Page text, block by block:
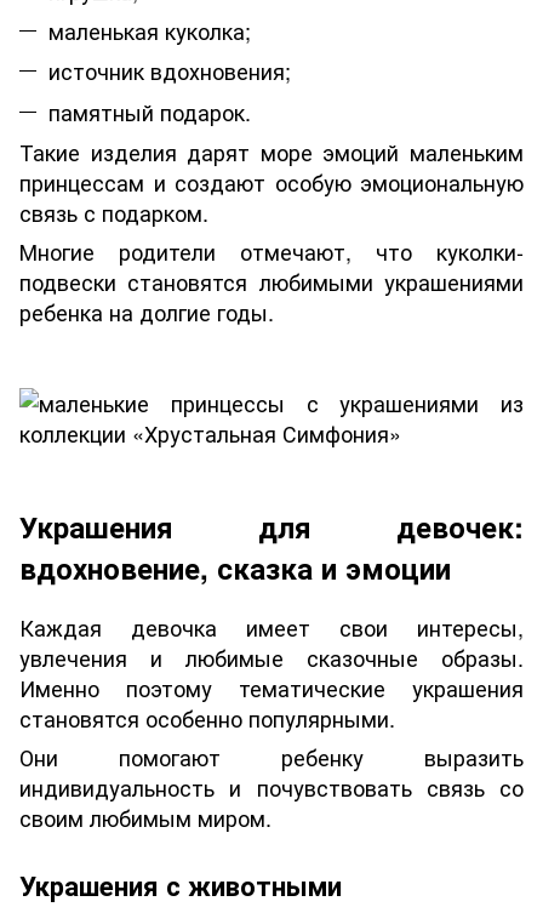
маленькая куколка;
источник вдохновения;
памятный подарок.
Такие изделия дарят море эмоций маленьким
принцессам и создают особую эмоциональную
связь с подарком.
Многие родители отмечают, что куколки-
подвески становятся любимыми украшениями
ребенка на долгие годы.
Украшения для девочек:
вдохновение, сказка и эмоции
Каждая девочка имеет свои интересы,
увлечения и любимые сказочные образы.
Именно поэтому тематические украшения
становятся особенно популярными.
Они помогают ребенку выразить
индивидуальность и почувствовать связь со
своим любимым миром.
Украшения с животными